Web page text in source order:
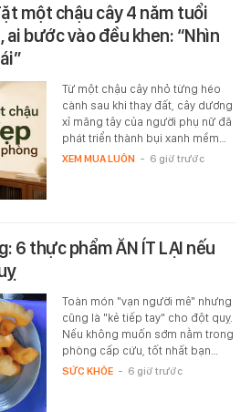
một chậu cây 4 năm tuổi
bước vào đều khen: “Nhìn
Từ một chậu cây nhỏ từng héo
cành sau khi thay đất, cây dương
xỉ măng tây của người phụ nữ đã
phát triển thành bụi xanh mềm…
XEM MUA LUÔN - 6 giờ trước
6 thực phẩm ĂN ÍT LẠI nếu
Toàn món "vạn người mê" nhưng
cũng là "kẻ tiếp tay" cho đột quỵ.
Nếu không muốn sớm nằm trong
phòng cấp cứu, tốt nhất bạn…
SỨC KHỎE - 6 giờ trước